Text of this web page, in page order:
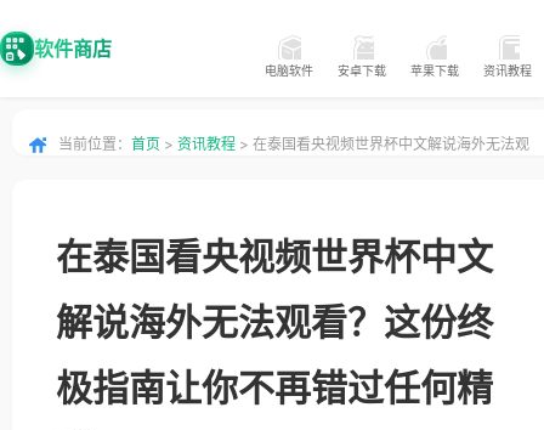
软件商店
电脑软件 安卓下载 苹果下载 资讯教程
当前位置： 首页 > 资讯教程 > 在泰国看央视频世界杯中文解说海外无法观
在泰国看央视频世界杯中文
解说海外无法观看？这份终
极指南让你不再错过任何精